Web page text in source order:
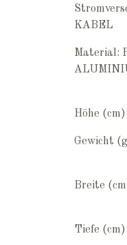
KABEL
Material:
Höhe
Gewicht
Breite
Tiefe